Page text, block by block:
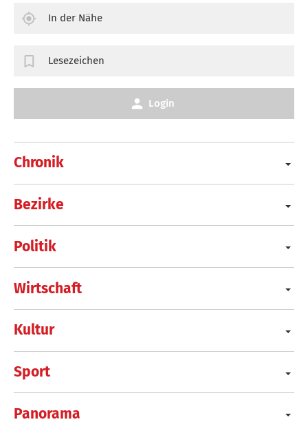
Chronik
Bezirke
Politik
Wirtschaft
Kultur
Sport
Panorama
In der Nähe
Lesezeichen
Login